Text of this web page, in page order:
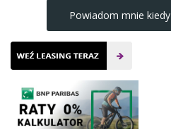
Powiadom mnie